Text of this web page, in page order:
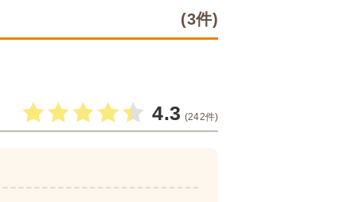
(3件)
4.3 (242件)